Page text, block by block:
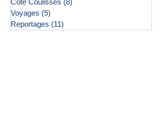
Coté Coulisses (8)
Voyages (5)
Reportages (11)